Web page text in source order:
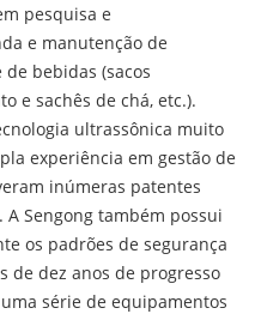
pesquisa e
e manutenção de
bebidas (sacos
e sachês de chá, etc.).
ultrassônica muito
experiência em gestão de
inúmeras patentes
Sengong também possui
os padrões de segurança
de dez anos de progresso
série de equipamentos